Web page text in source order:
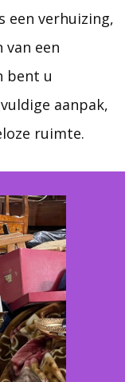
een verhuizing,
van een
bent u
aanpak,
ruimte.